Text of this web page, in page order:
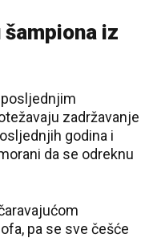
iz
posljednjim
zadržavanje
godina i
da se odreknu
pa se sve češće